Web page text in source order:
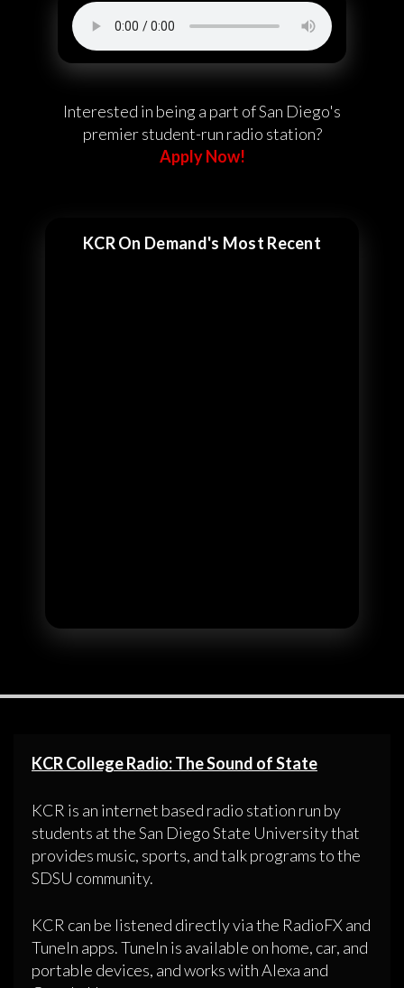
Interested in being a part of San Diego's
premier student-run radio station?
Apply Now!
KCR On Demand's Most Recent
KCR College Radio: The Sound of State
KCR is an internet based radio station run by
students at the San Diego State University that
provides music, sports, and talk programs to the
SDSU community.
KCR can be listened directly via the RadioFX and
TuneIn apps. TuneIn is available on home, car, and
portable devices, and works with Alexa and